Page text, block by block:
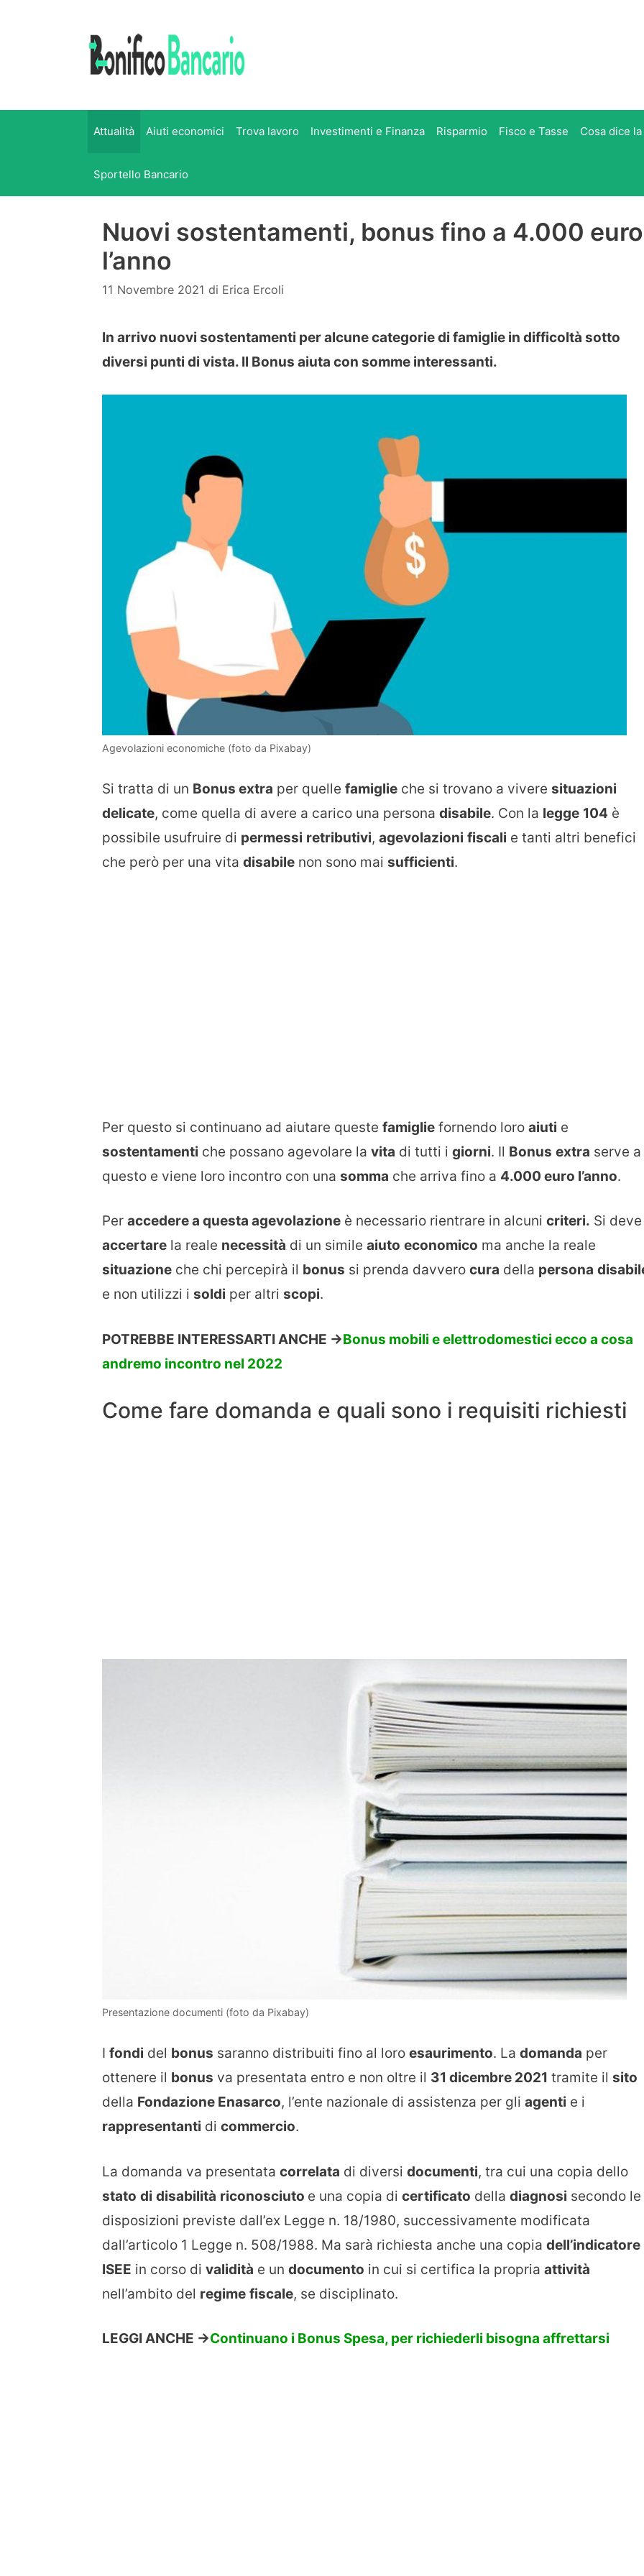
Attualità Aiuti economici Trova lavoro Investimenti e Finanza Risparmio Fisco e Tasse Cosa dice
Sportello Bancario
Nuovi sostentamenti, bonus fino a 4.000 euro
l’anno
11 Novembre 2021 di Erica Ercoli
In arrivo nuovi sostentamenti per alcune categorie di famiglie in difficoltà sotto
diversi punti di vista. Il Bonus aiuta con somme interessanti.
Agevolazioni economiche (foto da Pixabay)
Si tratta di un Bonus extra per quelle famiglie che si trovano a vivere situazioni
delicate, come quella di avere a carico una persona disabile. Con la legge 104 è
possibile usufruire di permessi retributivi, agevolazioni fiscali e tanti altri benefici
che però per una vita disabile non sono mai sufficienti.
Per questo si continuano ad aiutare queste famiglie fornendo loro aiuti e
sostentamenti che possano agevolare la vita di tutti i giorni. Il Bonus extra serve a
questo e viene loro incontro con una somma che arriva fino a 4.000 euro l’anno.
Per accedere a questa agevolazione è necessario rientrare in alcuni criteri. Si deve
accertare la reale necessità di un simile aiuto economico ma anche la reale
situazione che chi percepirà il bonus si prenda davvero cura della persona
e non utilizzi i soldi per altri scopi.
POTREBBE INTERESSARTI ANCHE ->Bonus mobili e elettrodomestici ecco a cosa
andremo incontro nel 2022
Come fare domanda e quali sono i requisiti richiesti
Presentazione documenti (foto da Pixabay)
I fondi del bonus saranno distribuiti fino al loro esaurimento. La domanda per
ottenere il bonus va presentata entro e non oltre il 31 dicembre 2021 tramite il sito
della Fondazione Enasarco, l’ente nazionale di assistenza per gli agenti e i
rappresentanti di commercio.
La domanda va presentata correlata di diversi documenti, tra cui una copia dello
stato di disabilità riconosciuto e una copia di certificato della diagnosi secondo le
disposizioni previste dall’ex Legge n. 18/1980, successivamente modificata
dall’articolo 1 Legge n. 508/1988. Ma sarà richiesta anche una copia dell’indicatore
ISEE in corso di validità e un documento in cui si certifica la propria attività
nell’ambito del regime fiscale, se disciplinato.
LEGGI ANCHE ->Continuano i Bonus Spesa, per richiederli bisogna affrettarsi